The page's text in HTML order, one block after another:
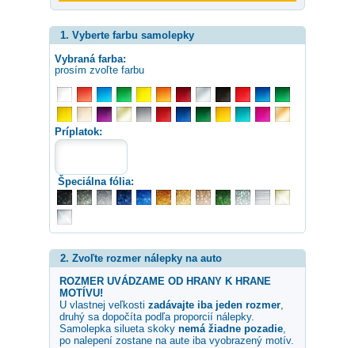
1. Vyberte farbu samolepky
Vybraná farba:
prosím zvoľte farbu
Príplatok:
Špeciálna fólia:
2. Zvoľte rozmer nálepky na auto
ROZMER UVÁDZAME OD HRANY K HRANE
MOTÍVU!
U vlastnej veľkosti zadávajte iba jeden rozmer,
druhý sa dopočíta podľa proporcií nálepky.
Samolepka silueta skoky nemá žiadne pozadie,
po nalepení zostane na aute iba vyobrazený motív.